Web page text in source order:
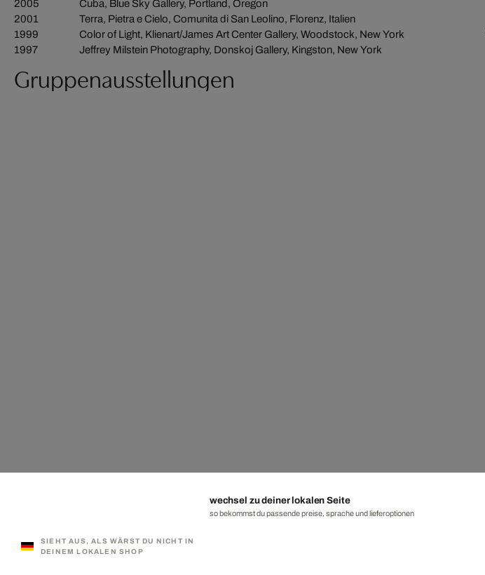
2005
Cuba, Blue Sky Gallery, Portland, Oregon
2001
Terra, Pietra e Cielo, Comunita di San Leolino, Florenz, Italien
1999
Color of Light, Klienart/James Art Center Gallery, Woodstock, New York
1997
Jeffrey Milstein Photography, Donskoj Gallery, Kingston, New York
Gruppenausstellungen
SIEHT AUS, ALS WÄRST DU NICHT IN
DEINEM LOKALEN SHOP
wechsel zu deiner lokalen Seite
so bekommst du passende preise, sprache und lieferoptionen